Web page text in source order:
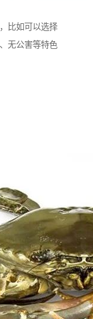
比如可以选择
无公害等特色